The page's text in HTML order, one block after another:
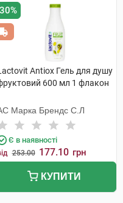
Antiox Гель для душу
600 мл 1 флакон
Марка Брендс С.Л
Є в наявності
253.00 177.10 грн
КУПИТИ